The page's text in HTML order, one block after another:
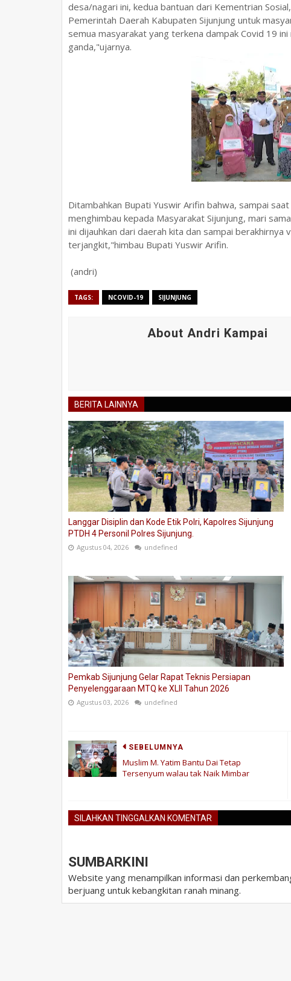
desa/nagari ini, kedua bantuan dari Kementrian
Pemerintah Daerah Kabupaten Sijunjung untuk
semua masyarakat yang terkena dampak Covid 19
ganda,"ujarnya.
Ditambahkan Bupati Yuswir Arifin bahwa, sampai
menghimbau kepada Masyarakat Sijunjung, mari
ini dijauhkan dari daerah kita dan sampai berakhirnya
terjangkit,"himbau Bupati Yuswir Arifin.
(andri)
TAGS: NCOVID-19 SIJUNJUNG
About Andri Kampai
BERITA LAINNYA
Langgar Disiplin dan Kode Etik Polri, Kapolres Sijunjung
PTDH 4 Personil Polres Sijunjung.
Agustus 04, 2026 undefined
Pemkab Sijunjung Gelar Rapat Teknis Persiapan
Penyelenggaraan MTQ ke XLII Tahun 2026
Agustus 03, 2026 undefined
SEBELUMNYA
Muslim M. Yatim Bantu Dai Tetap
Tersenyum walau tak Naik Mimbar
SILAHKAN TINGGALKAN KOMENTAR
SUMBARKINI
Website yang menampilkan informasi dan
berjuang untuk kebangkitan ranah minang.